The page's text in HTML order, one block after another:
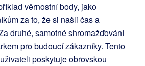
věrnostní body, jako
za to, že si našli čas a
druhé, samotné shromažďování
pro budoucí zákazníky. Tento
poskytuje obrovskou